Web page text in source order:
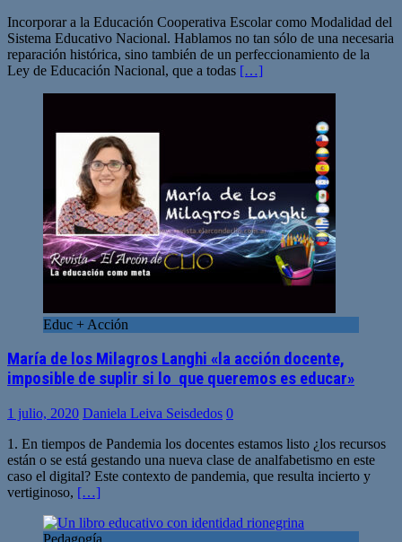
Incorporar a la Educación Cooperativa Escolar como Modalidad del
Sistema Educativo Nacional. Hablamos no tan sólo de una necesaria
reparación histórica, sino también de un perfeccionamiento de la
Ley de Educación Nacional, que a todas […]
Educ + Acción
María de los Milagros Langhi «la acción docente,
imposible de suplir si lo que queremos es educar»
1 julio, 2020 Daniela Leiva Seisdedos 0
1. En tiempos de Pandemia los docentes estamos listo ¿los recursos
están o se está gestando una nueva clase de analfabetismo en este
caso el digital? Este contexto de pandemia, que resulta incierto y
vertiginoso, […]
Pedagogía